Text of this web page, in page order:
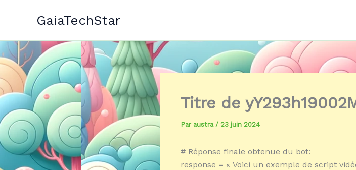
GaiaTechStar
Titre de
Par austra / 23 juin 2024
# Réponse finale obtenue du bot:
response = « Voici un exemple de script